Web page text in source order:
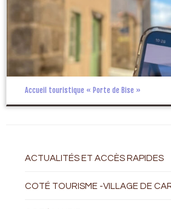
Accueil touristique « Porte de Bise »
ACTUALITÉS ET ACCÈS RAPIDES
COTÉ TOURISME -VILLAGE DE